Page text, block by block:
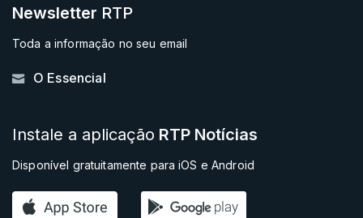
Newsletter RTP
Toda a informação no seu email
O Essencial
Instale a aplicação RTP Notícias
Disponível gratuitamente para iOS e Android